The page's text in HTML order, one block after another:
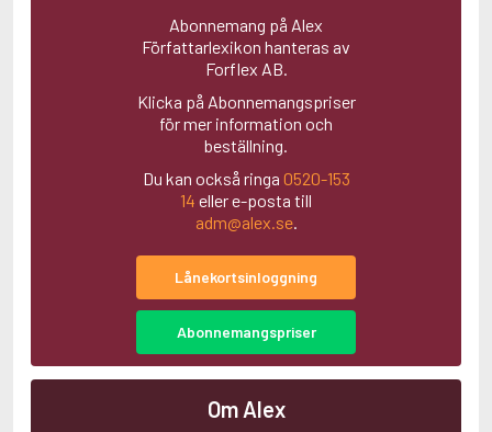
Abrahams, Peter (f. 1919)
Abrahams, Peter (f. 1947)
Abu-Jaber, Diana
Adam de la Halle
Adams, Douglas
Adams, Herbert
Abonnemang på Alex
Författarlexikon hanteras av
Forflex AB.
Klicka på Abonnemangspriser
för mer information och
beställning.
Du kan också ringa 0520-153
14 eller e-posta till
adm@alex.se.
Lånekortsinloggning
Abonnemangspriser
Om Alex